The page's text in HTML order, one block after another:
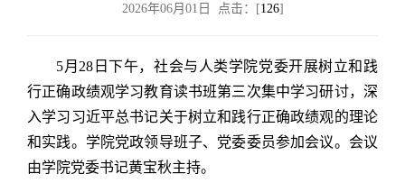
2026年06月01日 点击：[126]
5月28日下午，社会与人类学院党委开展树立和践
行正确政绩观学习教育读书班第三次集中学习研讨，深
入学习习近平总书记关于树立和践行正确政绩观的理论
和实践。学院党政领导班子、党委委员参加会议。会议
由学院党委书记黄宝秋主持。